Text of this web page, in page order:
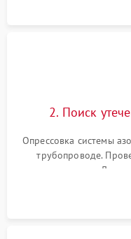
2. Поиск
Опрессовка системы
трубопроводе.
течеискателем.
продувка